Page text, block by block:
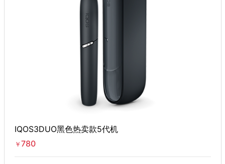
IQOS3DUO黑色热卖款5代机
￥ 780